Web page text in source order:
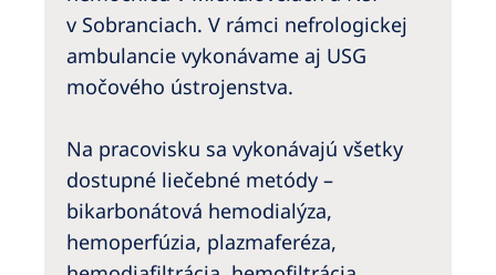
v Sobranciach. V rámci nefrologickej
ambulancie vykonávame aj USG
močového ústrojenstva.
Na pracovisku sa vykonávajú všetky
dostupné liečebné metódy –
bikarbonátová hemodialýza,
hemoperfúzia, plazmaferéza,